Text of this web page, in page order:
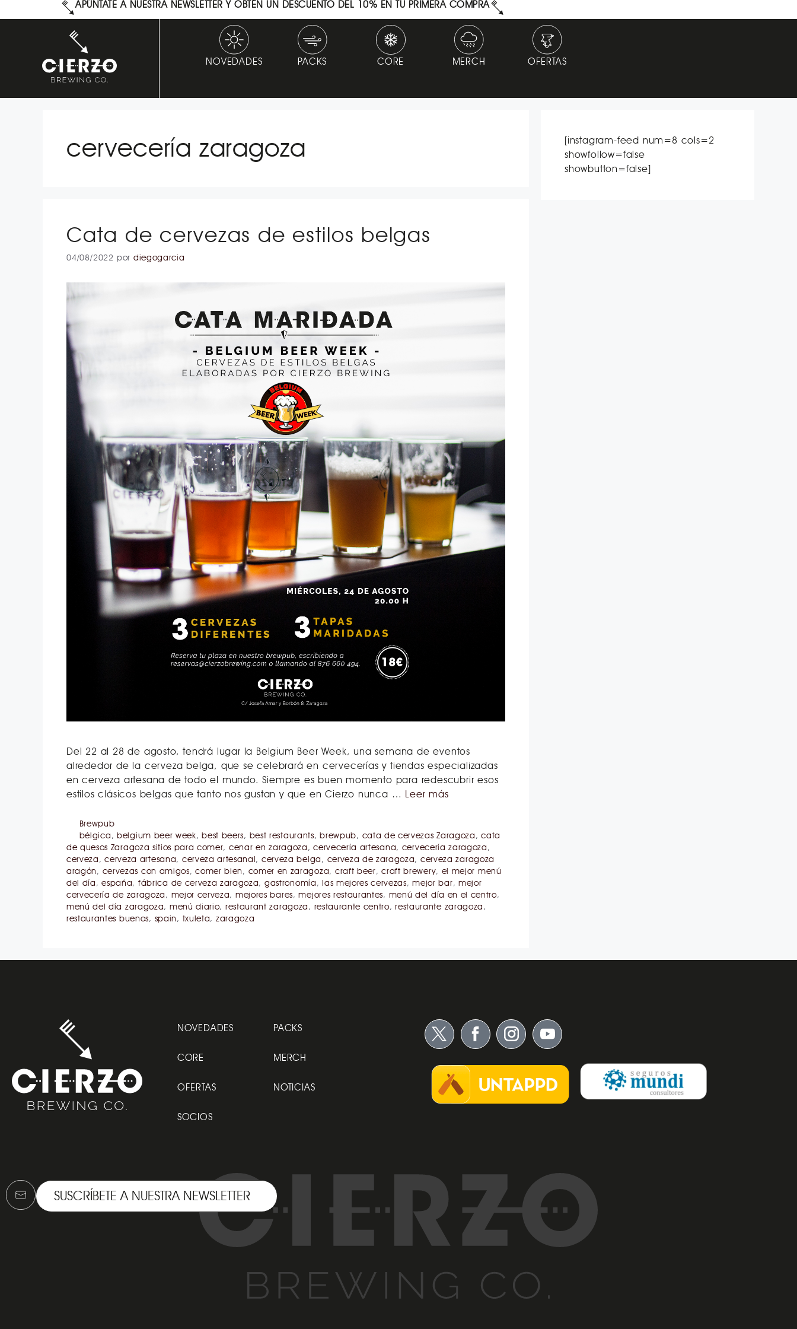
APÚNTATE A NUESTRA NEWSLETTER Y OBTÉN UN DESCUENTO DEL 10% EN TU PRIMERA COMPRA
NOVEDADES PACKS CORE MERCH OFERTAS
cervecería zaragoza
Cata de cervezas de estilos belgas
04/08/2022 pordiegogarcia
Del 22 al 28 de agosto, tendrá lugar la Belgium Beer Week, una semana de eventos
alrededor de la cerveza belga, que se celebrará en cervecerías y tiendas especializadas
en cerveza artesana de todo el mundo. Siempre es buen momento para redescubrir esos
estilos clásicos belgas que tanto nos gustan y que en Cierzo nunca … Leer más
Brewpub
bélgica,belgium beer week,best beers, best restaurants,brewpub, cata de cervezas Zaragoza,cata
de quesos Zaragoza sitios para comer,cenar en zaragoza,cervecería artesana, cervecería zaragoza,
cerveza,cerveza artesana, cerveza artesanal,cerveza belga, cerveza de zaragoza,cerveza zaragoza
aragón, cervezas con amigos,comer bien, comer en zaragoza, craft beer,craft brewery, el mejor menú
del día,españa,fábrica de cerveza zaragoza,gastronomía,las mejores cervezas,mejor bar,mejor
cervecería de zaragoza, mejor cerveza,mejores bares,mejores restaurantes, menú del día en el centro,
menú del día zaragoza, menú diario, restaurant zaragoza, restaurante centro,restaurante zaragoza,
restaurantes buenos, spain, txuleta, zaragoza
[instagram-feed num=8 cols=2
showfollow=false
showbutton=false]
NOVEDADES PACKS
CORE MERCH
OFERTAS NOTICIAS
SOCIOS
SUSCRÍBETE A NUESTRA NEWSLETTER